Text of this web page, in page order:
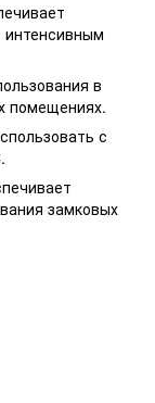
в
помещениях.
с
замковых